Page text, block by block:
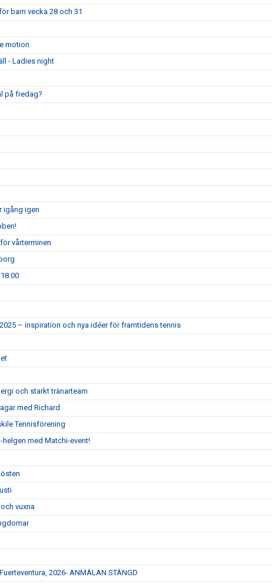
barn vecka 28 och 31
motion
- Ladies night
på fredag?
igång igen
vårterminen
– inspiration och nya idéer för framtidens tennis
och starkt tränarteam
med Richard
Tennisförening
helgen med Matchi-event!
vuxna
2026- ANMÄLAN STÄNGD